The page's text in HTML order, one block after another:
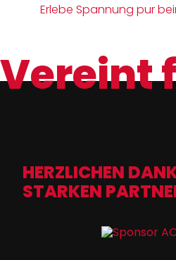
Erlebe Spannung pur
Vereint
HERZLICHEN
STARKEN